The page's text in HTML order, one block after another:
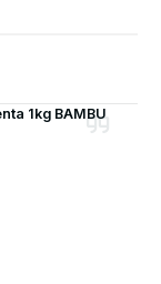
1kg BAMBU